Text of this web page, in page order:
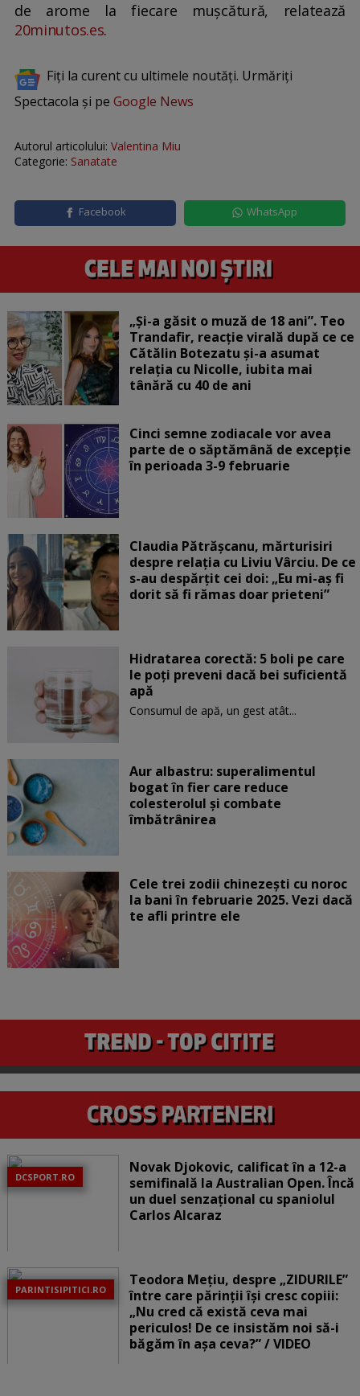
de arome la fiecare mușcătură, relatează
20minutos.es.
Fiți la curent cu ultimele noutăți. Urmăriți
Spectacola și pe Google News
Autorul articolului: Valentina Miu
Categorie: Sanatate
Facebook WhatsApp
„Și-a găsit o muză de 18 ani”. Teo
Trandafir, reacție virală după ce ce
Cătălin Botezatu și-a asumat
relația cu Nicolle, iubita mai
tânără cu 40 de ani
Cinci semne zodiacale vor avea
parte de o săptămână de excepție
în perioada 3-9 februarie
Claudia Pătrășcanu, mărturisiri
despre relația cu Liviu Vârciu. De ce
s-au despărțit cei doi: „Eu mi-aș fi
dorit să fi rămas doar prieteni”
Hidratarea corectă: 5 boli pe care
le poți preveni dacă bei suficientă
apă
Consumul de apă, un gest atât...
Aur albastru: superalimentul
bogat în fier care reduce
colesterolul și combate
îmbătrânirea
Cele trei zodii chinezești cu noroc
la bani în februarie 2025. Vezi dacă
te afli printre ele
DCSPORT.RO
Novak Djokovic, calificat în a 12-a
semifinală la Australian Open. Încă
un duel senzațional cu spaniolul
Carlos Alcaraz
PARINTISIPITICI.RO
Teodora Mețiu, despre „ZIDURILE”
între care părinții își cresc copiii:
„Nu cred că există ceva mai
periculos! De ce insistăm noi să-i
băgăm în așa ceva?” / VIDEO